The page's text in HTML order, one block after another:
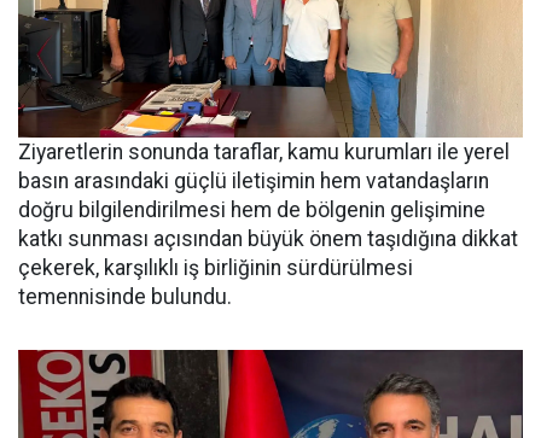
Ziyaretlerin sonunda taraflar, kamu kurumları ile yerel
basın arasındaki güçlü iletişimin hem vatandaşların
doğru bilgilendirilmesi hem de bölgenin gelişimine
katkı sunması açısından büyük önem taşıdığına dikkat
çekerek, karşılıklı iş birliğinin sürdürülmesi
temennisinde bulundu.